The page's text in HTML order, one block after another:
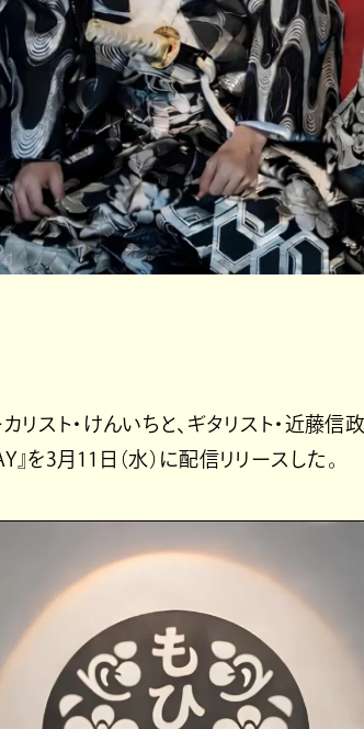
スト・けんいちと、ギタリスト・近藤信
』を3月11日（水）に配信リリースした。